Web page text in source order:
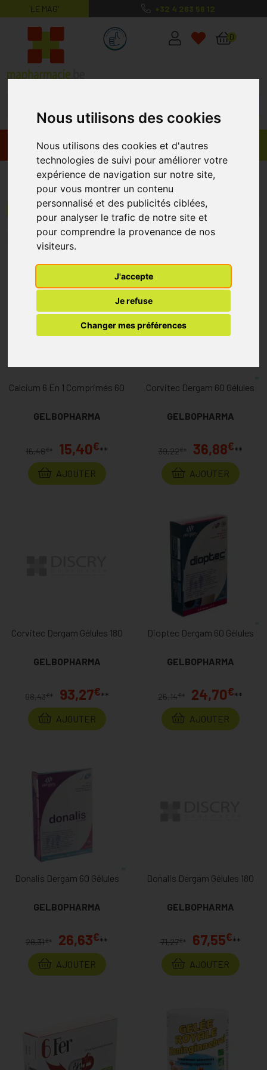
Nous utilisons des cookies
Nous utilisons des cookies et d'autres
technologies de suivi pour améliorer votre
expérience de navigation sur notre site,
pour vous montrer un contenu
personnalisé et des publicités ciblées,
pour analyser le trafic de notre site et
pour comprendre la provenance de nos
visiteurs.
J'accepte
Je refuse
Changer mes préférences
LE MAG’ +32 4 263 56 12
MaPharmacie.be ma santé, mes
0
Promos Produits
Gelbopharma
Menu/Filtres
Calcium 6 En 1 Comprimés 60
GELBOPHARMA
16,48€* 15,40€**
AJOUTER
Corvitec Dergam 60 Gélules
GELBOPHARMA
39,22€ * 36,88€**
AJOUTER
Corvitec Dergam Gélules 180
GELBOPHARMA
98,43€ * 93,27€**
AJOUTER
Dioptec Dergam 60 Gélules
GELBOPHARMA
26,14€* 24,70€**
AJOUTER
Donalis Dergam 60 Gélules
GELBOPHARMA
28,31€* 26,63€**
AJOUTER
Donalis Dergam Gélules 180
GELBOPHARMA
71,27€ * 67,55€**
AJOUTER